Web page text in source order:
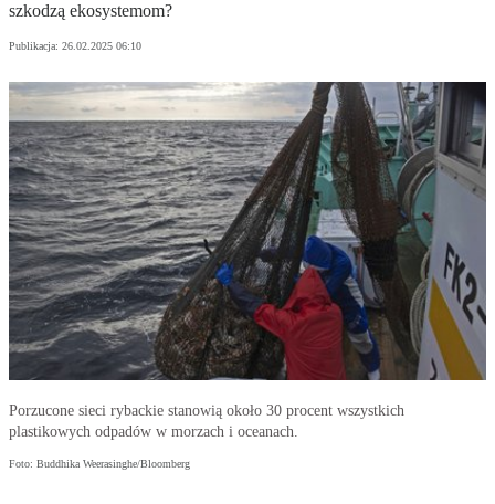
szkodzą ekosystemom?
Publikacja: 26.02.2025 06:10
Porzucone sieci rybackie stanowią około 30 procent wszystkich
plastikowych odpadów w morzach i oceanach.
Foto: Buddhika Weerasinghe/Bloomberg